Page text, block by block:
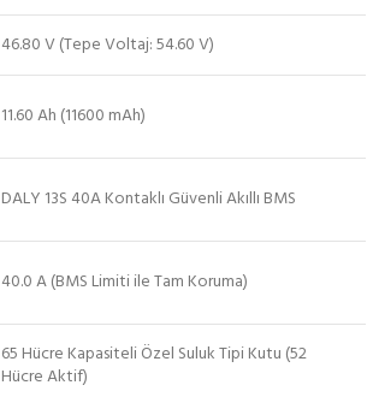
46.80 V (Tepe Voltaj: 54.60 V)
11.60 Ah (11600 mAh)
DALY 13S 40A Kontaklı Güvenli Akıllı BMS
40.0 A (BMS Limiti ile Tam Koruma)
65 Hücre Kapasiteli Özel Suluk Tipi Kutu (52
Hücre Aktif)